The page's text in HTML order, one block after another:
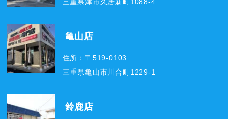
亀山店
住所：〒519-0103
三重県亀山市川合町1229-1
鈴鹿店